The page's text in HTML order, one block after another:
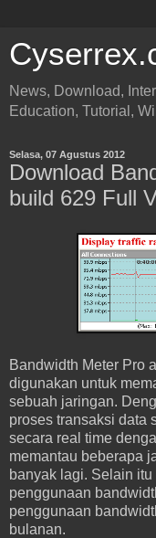
News, Download,
Education, Tutorial,
Selasa, 07 Agustus 2012
Download
build 629 Full
Bandwidth Meter Pro
digunakan untuk
sebuah jaringan.
proses transaksi data
secara real time
memantau beberapa
banyak lagi. Selain
penggunaan
penggunaan
bulanan.